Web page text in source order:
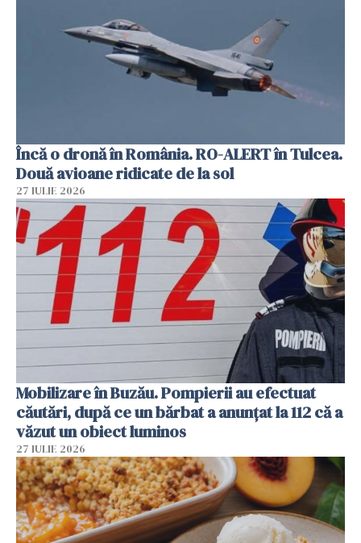
Încă o dronă în România. RO-ALERT în Tulcea.
Două avioane ridicate de la sol
27 IULIE 2026
Mobilizare în Buzău. Pompierii au efectuat
căutări, după ce un bărbat a anunțat la 112 că a
văzut un obiect luminos
27 IULIE 2026